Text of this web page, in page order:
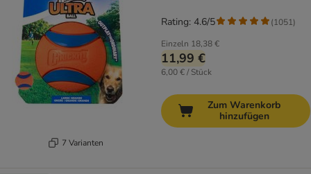
7 Varianten
Einzeln 18,38 €
11,99 €
6,00 € / Stück
Rating: 4.6/5 (1051)
Zum Warenkorb
hinzufügen